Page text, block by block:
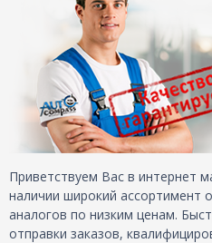
Приветствуем Вас в интернет
наличии широкий ассортимент
аналогов по низким ценам.
отправки заказов,